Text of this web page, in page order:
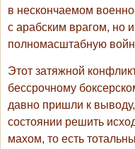
в нескончаемом
с арабским врагом, но
полномасштабную
Этот затяжной
бессрочному
давно пришли к
состоянии решить
махом, то есть